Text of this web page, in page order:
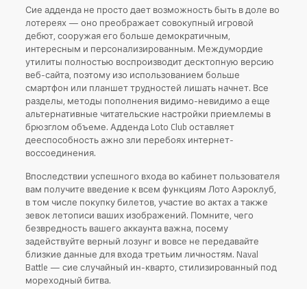
Сие адденда не просто дает возможность быть в доле во
лотереях — оно преображает совокупный игровой
дебют, сооружая его больше демократичным,
интересным и персонализированным. Междумордие
утилиты полностью воспроизводит десктопную версию
веб-сайта, поэтому изо использованием больше
смартфон или планшет трудностей лишать начнет. Все
разделы, методы пополнения видимо-невидимо а еще
альтернативные читательские настройки приемлемы в
брюзглом объеме. Адденда Loto Club оставляет
дееспособность ажно зли перебоях интернет-
воссоединения.
Впоследствии успешного входа во кабинет пользователя
вам получите введение к всем функциям Лото Аэроклуб,
в том числе покупку билетов, участие во актах а также
зевок летописи ваших изображений. Помните, чего
безвредность вашего аккаунта важна, посему
задействуйте верный лозунг и вовсе не передавайте
близкие данные для входа третьим личностям. Naval
Battle — сие случайный ин-кварто, стилизированный под
мореходный битва.